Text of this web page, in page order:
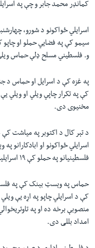
کمانډر محمد جابر و چې په
اسرایلي ځواکونو د شورو،
سیمو کې په فضايي حملو او چاپو
و. فلسطيني مسلح ډلې حماس ویلي ۱۰ وسله وال يې وژل شوي
په غزه کې د اسرایل او حماس د
کې په تکرار چاپي ویلي او
مخنیوی دی.
د تېر کال د اکتوبر په میاشت
فلسطینیانو په حملو کې ۱۹ اسرایلیان وژل شوي دي.
حماس په وېسټ بېنک کې په
کې د اسرایلي چاپو په اړه یې
منصوبې برخه ده او په
امداد بللی دی.